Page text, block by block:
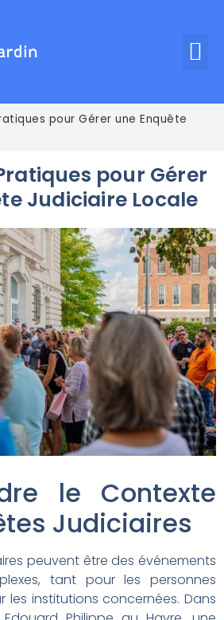
pour Gérer une Enquête
pour Gérer
Judiciaire Locale
le Contexte
Judiciaires
peuvent être des événements
tant pour les personnes
les institutions concernées. Dans